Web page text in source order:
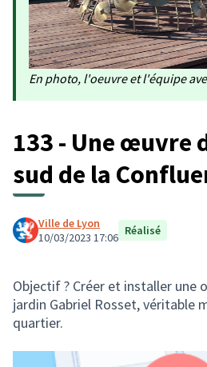
En photo, l'oeuvre et l'équipe
133 - Une œuvre
sud de la
Ville de Lyon
10/03/2023 17:06 Réalisé
Objectif ? Créer et installer une
jardin Gabriel Rosset, véritable
quartier.